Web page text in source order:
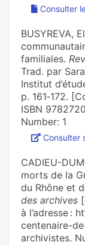
Consulter
BUSYREVA,
familiales.
Trad. par
Institut
p. 161‑172.
ISBN
Number: 1
Consulter
CADIEU-
morts de la
du Rhône et
des archives
à l’adresse :
centenaire-
archivistes.